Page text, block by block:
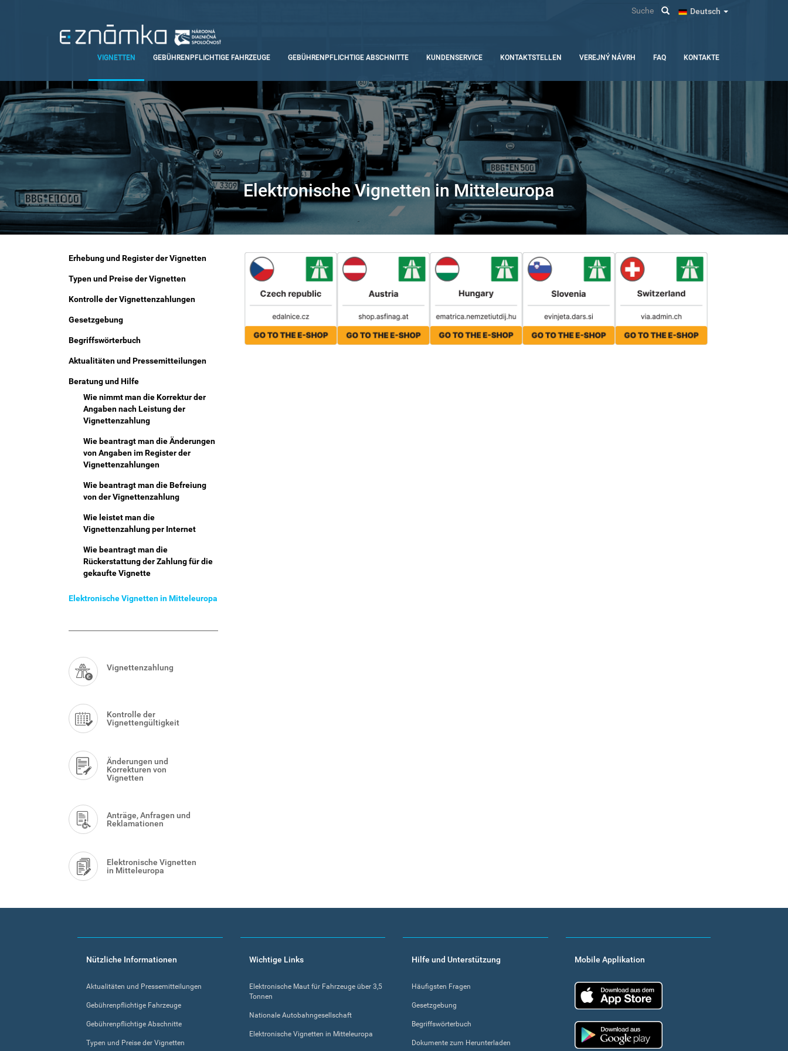
Deutsch
Suche
Main
VIGNETTEN GEBÜHRENPFLICHTIGE FAHRZEUGE GEBÜHRENPFLICHTIGE ABSCHNITTE KUNDENSERVICE KONTAKTSTELLEN VEREJNÝ NÁVRH FAQ KONTAKTE
Elektronische Vignetten in Mitteleuropa
Main
Erhebung und Register der Vignetten
Typen und Preise der Vignetten
Kontrolle der Vignettenzahlungen
Gesetzgebung
Begriffswörterbuch
Aktualitäten und Pressemitteilungen
Beratung und Hilfe
Wie nimmt man die Korrektur der
Angaben nach Leistung der
Vignettenzahlung
Wie beantragt man die Änderungen
von Angaben im Register der
Vignettenzahlungen
Wie beantragt man die Befreiung
von der Vignettenzahlung
Wie leistet man die
Vignettenzahlung per Internet
Wie beantragt man die
Rückerstattung der Zahlung für die
gekaufte Vignette
Elektronische Vignetten in Mitteleuropa
Menu
Vignettenzahlung
Kontrolle der
Vignettengültigkeit
Änderungen und
Korrekturen von
Vignetten
Anträge, Anfragen und
Reklamationen
Elektronische Vignetten
in Mitteleuropa
FooterNützliche Informationen
Aktualitäten und Pressemitteilungen
Gebührenpflichtige Fahrzeuge
Gebührenpflichtige Abschnitte
Typen und Preise der Vignetten
Wichtige Links
Elektronische Maut für Fahrzeuge über 3,5
Tonnen
Nationale Autobahngesellschaft
Elektronische Vignetten in Mitteleuropa
Hilfe und Unterstützung
Häufigsten Fragen
Gesetzgebung
Begriffswörterbuch
Dokumente zum Herunterladen
Mobile Applikation
App Store
Google Play